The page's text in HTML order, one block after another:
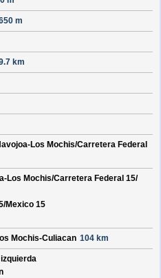
m
km
Los Mochis/Carretera Federal
Los Mochis/Carretera Federal 15/
Mexico 15
Mochis-Culiacan 104 km